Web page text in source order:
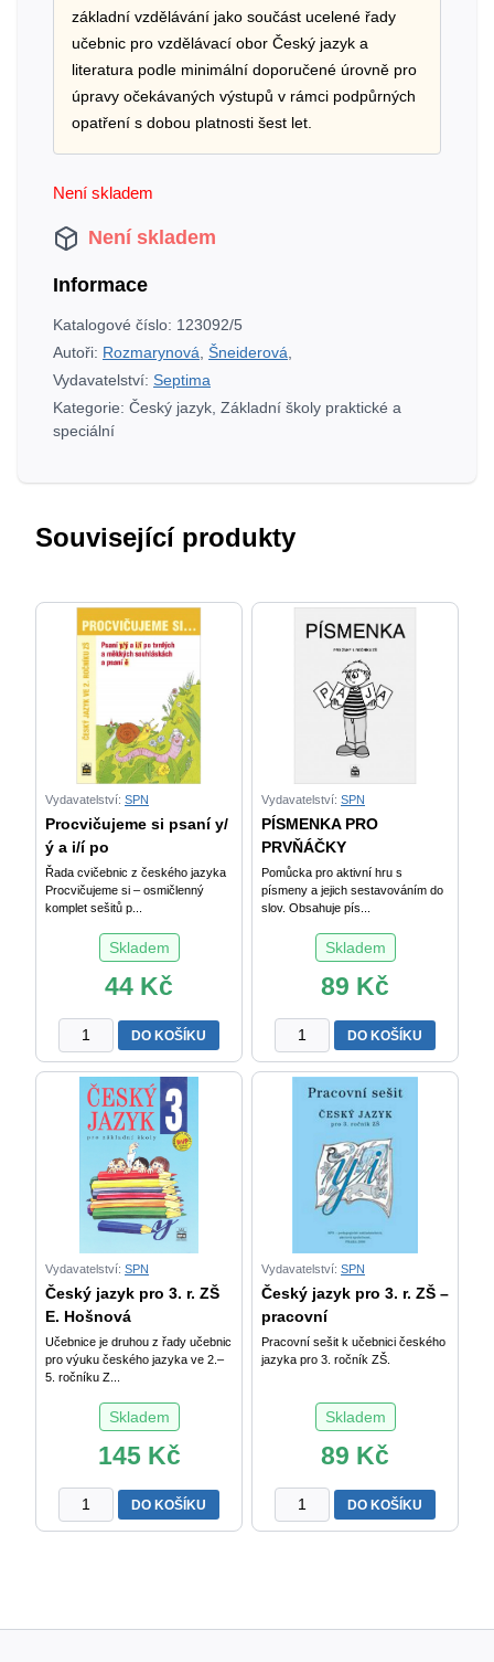
základní vzdělávání jako součást ucelené řady
učebnic pro vzdělávací obor Český jazyk a
literatura podle minimální doporučené úrovně pro
úpravy očekávaných výstupů v rámci podpůrných
opatření s dobou platnosti šest let.
Není skladem
Není skladem
Informace
Katalogové číslo: 123092/5
Autoři: Rozmarynová Šneiderová
Vydavatelství: Septima
Kategorie: Český jazyk Základní školy praktické a
speciální
Související produkty
Vydavatelství: SPN
Procvičujeme si psaní y/
ý a i/í po
Řada cvičebnic z českého jazyka
Procvičujeme si – osmičlenný
komplet sešitů p...
Skladem
44 Kč
Procvičujeme
si
psaní
tvrdých
a
měkkých
souhláskách
ročník)
množství
DO KOŠÍKU
Vydavatelství: SPN
PÍSMENKA PRO
PRVŇÁČKY
Pomůcka pro aktivní hru s
písmeny a jejich sestavováním do
slov. Obsahuje pís...
Skladem
89 Kč
PÍSMENKA
PRO
PRVŇÁČKY
množství
DO KOŠÍKU
Vydavatelství: SPN
Český jazyk pro 3. r. ZŠ
E. Hošnová
Učebnice je druhou z řady učebnic
pro výuku českého jazyka ve 2.–
5. ročníku Z...
Skladem
145 Kč
Český
jazyk
DO KOŠÍKU
Vydavatelství: SPN
Český jazyk pro 3. r. ZŠ –
pracovní
Pracovní sešit k učebnici českého
jazyka pro 3. ročník ZŠ.
Skladem
89 Kč
Český
jazyk
DO KOŠÍKU